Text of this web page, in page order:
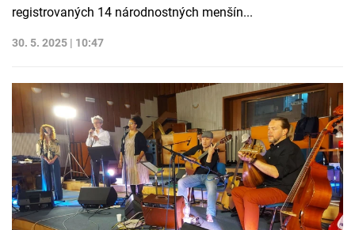
registrovaných 14 národnostných menšín...
30. 5. 2025 | 10:47